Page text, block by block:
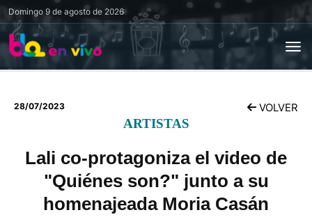
Domingo 9 de agosto de 2026
28/07/2023 VOLVER
ARTISTAS
Lali co-protagoniza el video de
"Quiénes son?" junto a su
homenajeada Moria Casán